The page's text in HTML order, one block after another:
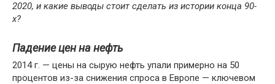
2020, и какие выводы стоит сделать из истории конца 90-
х?
Падение цен на нефть
2014 г. — цены на сырую нефть упали примерно на 50
процентов из-за снижения спроса в Европе — ключевом